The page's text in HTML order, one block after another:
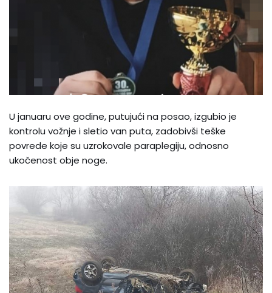
U januaru ove godine, putujući na posao, izgubio je
kontrolu vožnje i sletio van puta, zadobivši teške
povrede koje su uzrokovale paraplegiju, odnosno
ukočenost obje noge.